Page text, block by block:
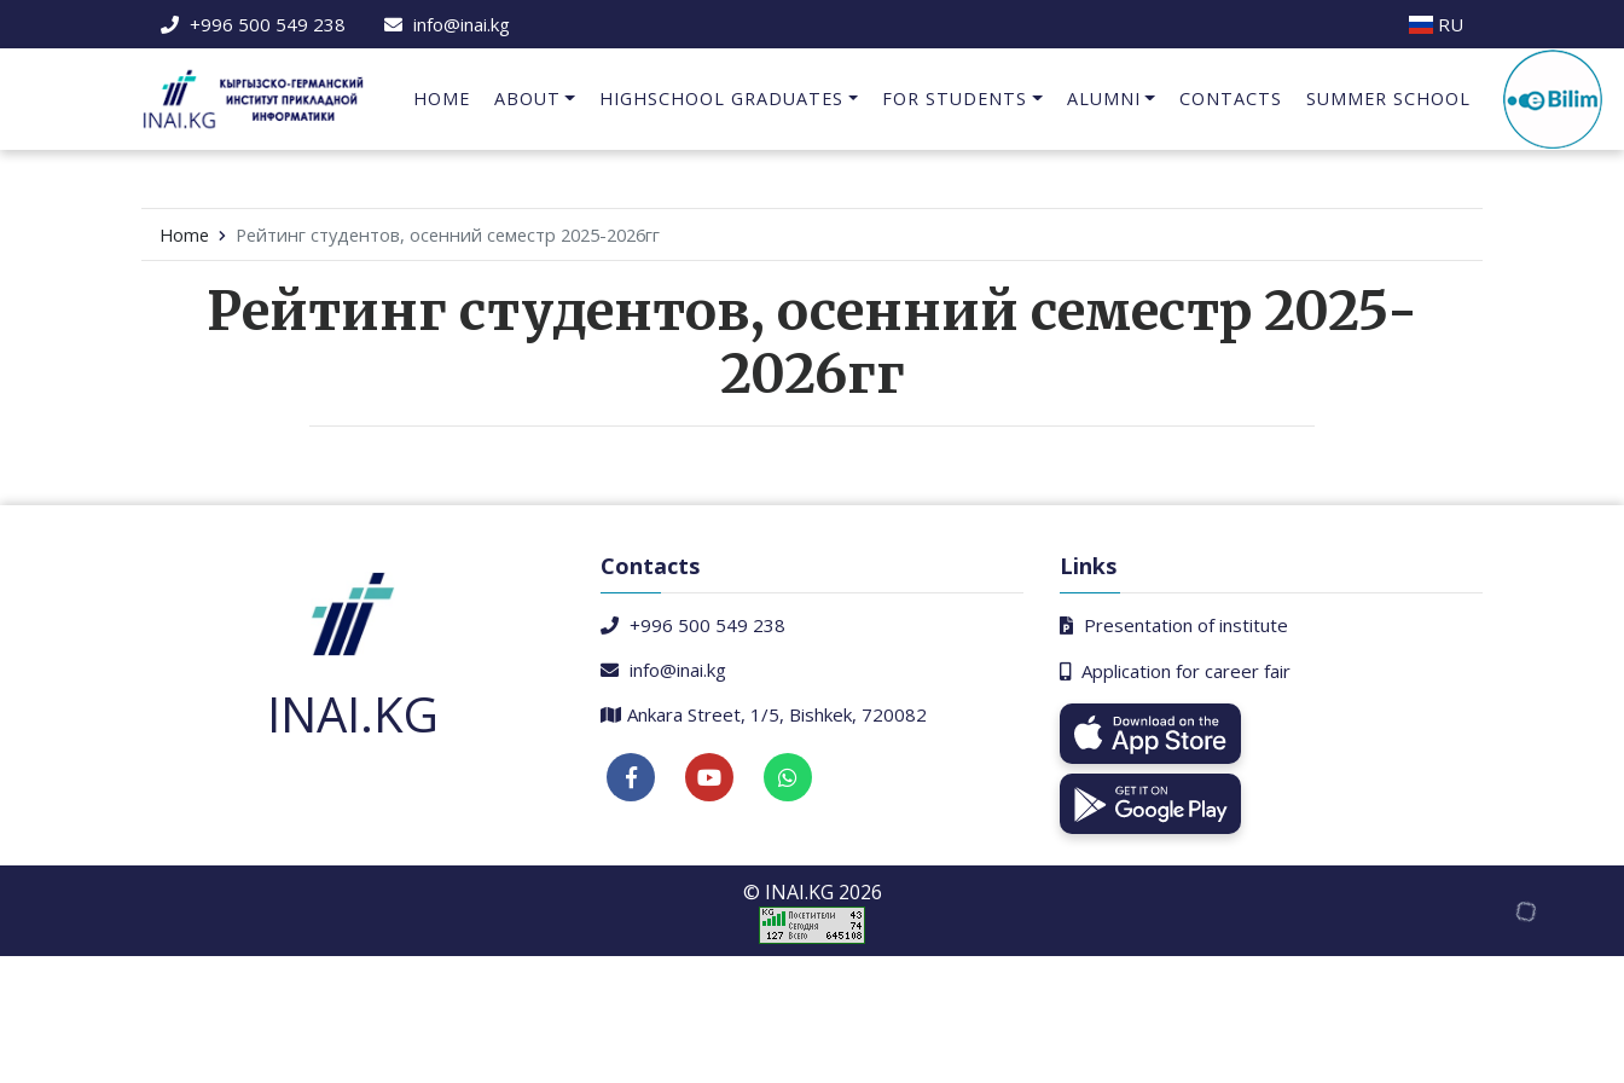
+996 500 549 238 info@inai.kg RU
HOME ABOUT HIGHSCHOOL GRADUATES FOR STUDENTS ALUMNI CONTACTS SUMMER SCHOOL
Home Рейтинг студентов, осенний семестр 2025-2026гг
Рейтинг студентов, осенний семестр 2025-
2026гг
INAI.KG
Contacts
+996 500 549 238
info@inai.kg
Ankara Street, 1/5, Bishkek, 720082
Links
Presentation of institute
Application for career fair
© INAI.KG 2026